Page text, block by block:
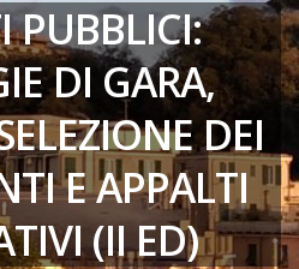
PUBBLICI:
DI GARA,
DEI
E APPALTI
(II ED)